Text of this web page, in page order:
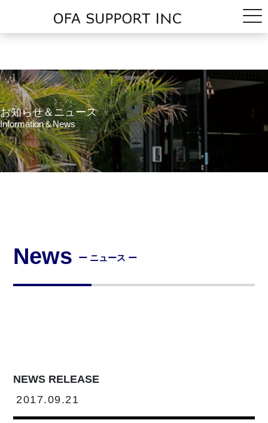
お知らせ＆ニュース
Information＆News
News ー ニュース ー
NEWS RELEASE
2017.09.21